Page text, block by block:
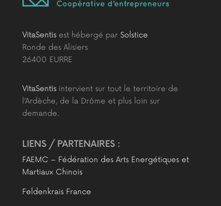
VitaSentisest hébergé par Solstice
Ronde des Alisiers
26400 EURRE
VitaSentisintervient sur tout le territoire de
l’Ardèche, de la Drôme et plus loin sur
demande.
LIENS / PARTENAIRES :
FAEMC – Fédération des Arts Energétiques et
Martiaux Chinois
Feldenkrais France